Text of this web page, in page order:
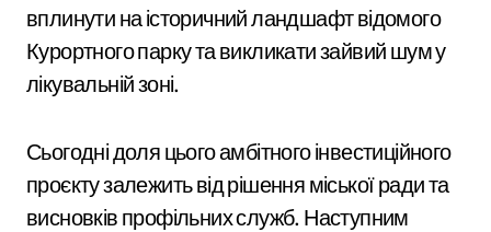
вплинути на історичний ландшафт відомого
Курортного парку та викликати зайвий шум у
лікувальній зоні.
Сьогодні доля цього амбітного інвестиційного
проєкту залежить від рішення міської ради та
висновків профільних служб. Наступним